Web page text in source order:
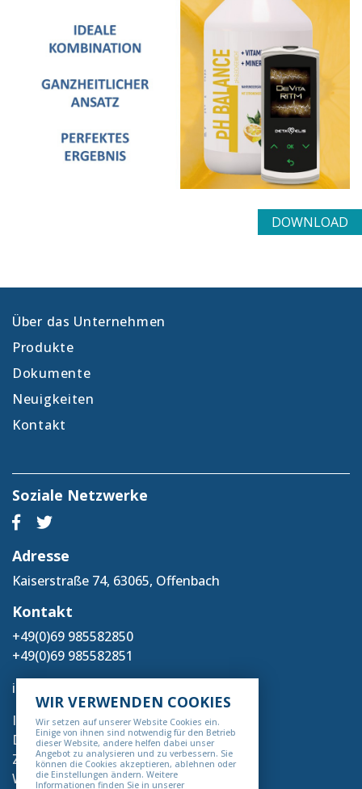
DOWNLOAD
Über das Unternehmen
Produkte
Dokumente
Neuigkeiten
Kontakt
Soziale Netzwerke
Adresse
Kaiserstraße 74, 63065, Offenbach
Kontakt
+49(0)69 985582850
+49(0)69 985582851
info@deholding.org
Impressum
Datenschutz
Zahlung & Versand
Widerrufsbelehrung
WIR VERWENDEN COOKIES
Wir setzen auf unserer Website Cookies ein.
Einige von ihnen sind notwendig für den Betrieb
dieser Website, andere helfen dabei unser
Angebot zu analysieren und zu verbessern. Sie
können die Cookies akzeptieren, ablehnen oder
die Einstellungen ändern. Weitere
Informationen finden Sie in unserer